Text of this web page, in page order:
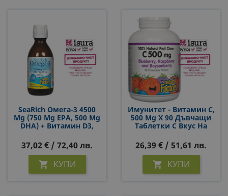
SeaRich Омега-3 4500
Mg (750 Mg EPA, 500 Mg
DHA) + Витамин D3,
37,02 € / 72,40 лв.
 КУПИ
Имунитет - Витамин С,
500 Mg Х 90 Дъвчащи
Таблетки С Вкус На
26,39 € / 51,61 лв.
 КУПИ